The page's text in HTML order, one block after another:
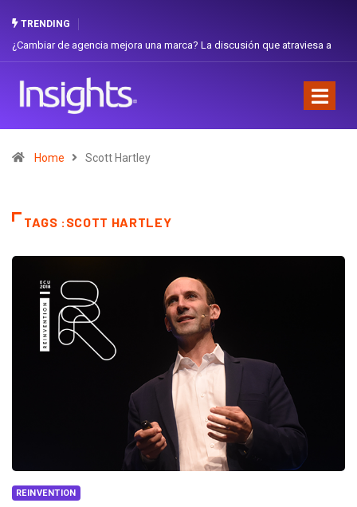
TRENDING
que atraviesa a
Gabriela Herrera y el arte de cambiarse el sombrero en
Home Scott Hartley
TAGS :SCOTT HARTLEY
REINVENTION